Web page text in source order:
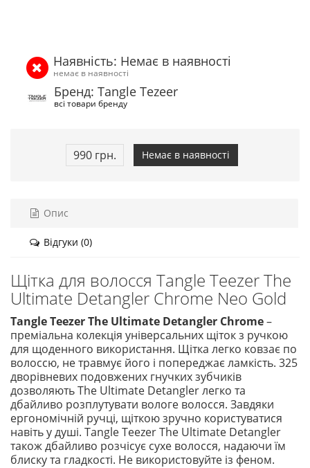
Наявність: Немає в наявності
немає в наявності
Бренд: Tangle Tezeer
всі товари бренду
990 грн. Немає в наявності
Опис
Відгуки (0)
Щітка для волосся Tangle Teezer The
Ultimate Detangler Chrome Neo Gold
Tangle Teezer The Ultimate Detangler Chrome–
преміальна колекція універсальних щіток з ручкою
для щоденного використання. Щітка легко ковзає по
волоссю, не травмує його і попереджає ламкість. 325
дворівневих подовжених гнучких зубчиків
дозволяють The Ultimate Detangler легко та
дбайливо розплутувати вологе волосся. Завдяки
ергономічній ручці, щіткою зручно користуватися
навіть у душі. Tangle Teezer The Ultimate Detangler
також дбайливо розчісує сухе волосся, надаючи їм
блиску та гладкості. Не використовуйте із феном.